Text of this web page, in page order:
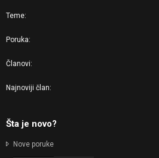
Teme
Poruka
Članovi
Najnoviji član
Šta je novo?
Nove poruke